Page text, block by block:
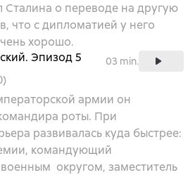
Сталина о переводе на другую
что с дипломатией у него
хорошо.
Эпизод 5
03 min.
)
армии он
роты. При
развивалась куда быстрее:
командующий
округом, заместитель